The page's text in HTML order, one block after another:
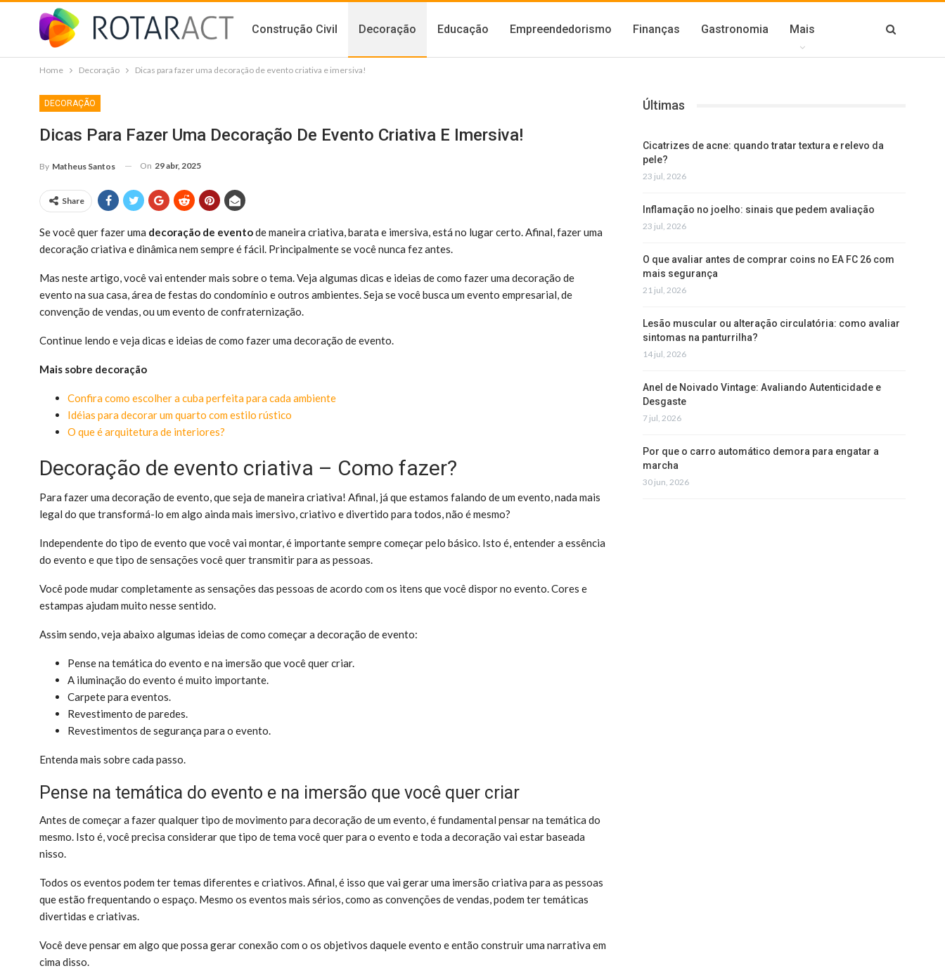
Construção Civil Decoração Educação Empreendedorismo Finanças Gastronomia Mais
Home Decoração Dicas para fazer uma decoração de evento criativa e imersiva!
DECORAÇÃO
Dicas Para Fazer Uma Decoração De Evento Criativa E Imersiva!
By Matheus Santos On 29 abr, 2025
Share
Se você quer fazer uma decoração de eventode maneira criativa, barata e imersiva, está no lugar certo. Afinal, fazer uma
decoração criativa e dinâmica nem sempre é fácil. Principalmente se você nunca fez antes.
Mas neste artigo, você vai entender mais sobre o tema. Veja algumas dicas e ideias de como fazer uma decoração de
evento na sua casa, área de festas do condomínio e outros ambientes. Seja se você busca um evento empresarial, de
convenção de vendas, ou um evento de confraternização.
Continue lendo e veja dicas e ideias de como fazer uma decoração de evento.
Mais sobre decoração
Confira como escolher a cuba perfeita para cada ambiente
Idéias para decorar um quarto com estilo rústico
O que é arquitetura de interiores?
Decoração de evento criativa – Como fazer?
Para fazer uma decoração de evento, que seja de maneira criativa! Afinal, já que estamos falando de um evento, nada mais
legal do que transformá-lo em algo ainda mais imersivo, criativo e divertido para todos, não é mesmo?
Independente do tipo de evento que você vai montar, é importante sempre começar pelo básico. Isto é, entender a essência
do evento e que tipo de sensações você quer transmitir para as pessoas.
Você pode mudar completamente as sensações das pessoas de acordo com os itens que você dispor no evento. Cores e
estampas ajudam muito nesse sentido.
Assim sendo, veja abaixo algumas ideias de como começar a decoração de evento:
Pense na temática do evento e na imersão que você quer criar.
A iluminação do evento é muito importante.
Carpete para eventos.
Revestimento de paredes.
Revestimentos de segurança para o evento.
Entenda mais sobre cada passo.
Pense na temática do evento e na imersão que você quer criar
Antes de começar a fazer qualquer tipo de movimento para decoração de um evento, é fundamental pensar na temática do
mesmo. Isto é, você precisa considerar que tipo de tema você quer para o evento e toda a decoração vai estar baseada
nisso.
Todos os eventos podem ter temas diferentes e criativos. Afinal, é isso que vai gerar uma imersão criativa para as pessoas
que estão frequentando o espaço. Mesmo os eventos mais sérios, como as convenções de vendas, podem ter temáticas
divertidas e criativas.
Você deve pensar em algo que possa gerar conexão com o os objetivos daquele evento e então construir uma narrativa em
cima disso.
Últimas
Cicatrizes de acne: quando tratar textura e relevo da
pele?
23 jul, 2026
Inflamação no joelho: sinais que pedem avaliação
23 jul, 2026
O que avaliar antes de comprar coins no EA FC 26 com
mais segurança
21 jul, 2026
Lesão muscular ou alteração circulatória: como avaliar
sintomas na panturrilha?
14 jul, 2026
Anel de Noivado Vintage: Avaliando Autenticidade e
Desgaste
7 jul, 2026
Por que o carro automático demora para engatar a
marcha
30 jun, 2026